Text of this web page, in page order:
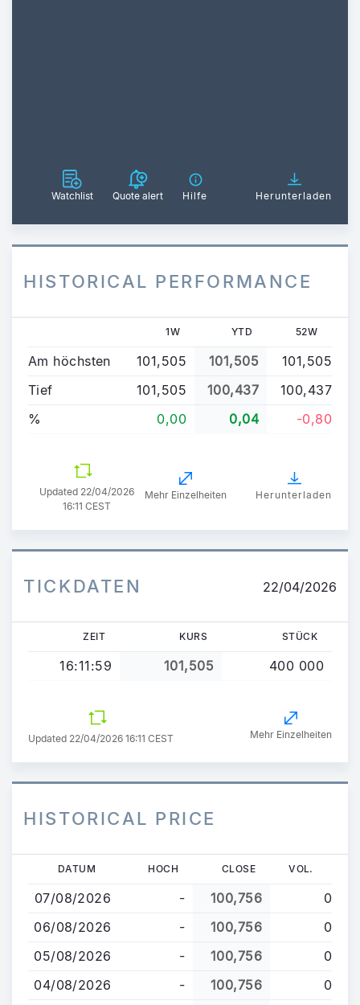
Watchlist Quote alert Hilfe Herunterladen
HISTORICAL PERFORMANCE
1W YTD 52W
Am höchsten 101,505 101,505
101,505
Tief
101,505 100,437
100,437
%
0,00 0,04 -0,80
Updated 22/04/2026
16:11 CEST
Mehr Einzelheiten Herunterladen
TICKDATEN 22/04/2026
ZEIT KURS STÜCK
16:11:59 101,505 400 000
Updated 22/04/2026 16:11 CEST Mehr Einzelheiten
HISTORICAL PRICE
Direkt
Inhalt
DATUM HOCH CLOSE VOL.
07/08/2026 - 100,756
0
06/08/2026
- 100,756
0
05/08/2026
- 100,756
0
04/08/2026
- 100,756
0